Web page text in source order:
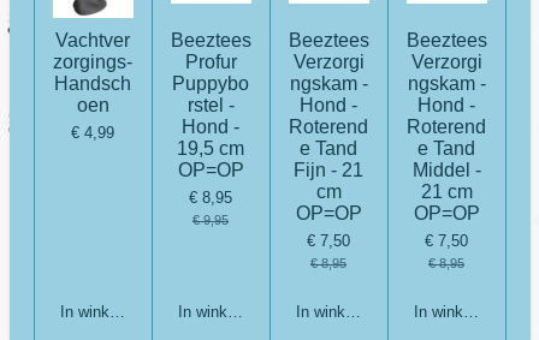
Vachtver
zorgings-
Handsch
oen
€ 4,99
In winkelwagen
Beeztees
Profur
Puppybo
rstel -
Hond -
19,5 cm
OP=OP
€ 8,95
€ 9,95
In winkelwagen
Beeztees
Verzorgi
ngskam -
Hond -
Roterend
e Tand
Fijn - 21
cm
OP=OP
€ 7,50
€ 8,95
In winkelwagen
Beeztees
Verzorgi
ngskam -
Hond -
Roterend
e Tand
Middel -
21 cm
OP=OP
€ 7,50
€ 8,95
In winkelwagen